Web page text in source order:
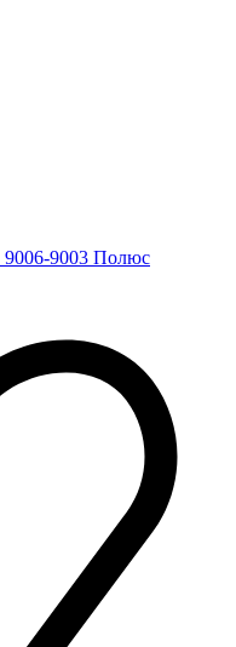
9006-9003 Полюс